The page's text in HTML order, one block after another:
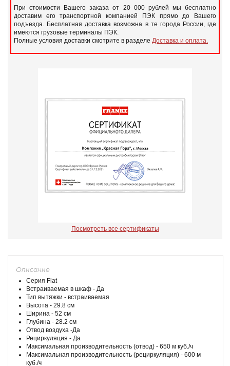
При стоимости Вашего заказа от 20 000 рублей мы бесплатно
доставим его транспортной компанией ПЭК прямо до Вашего
подъезда. Бесплатная доставка возможна в те города России, где
имеются грузовые терминалы ПЭК.
Полные условия доставки смотрите в разделе Доставка и оплата.
Посмотреть все сертификаты
Описание
Серия Flat
Встраиваемая в шкаф - Да
Тип вытяжки - встраиваемая
Высота - 29.8 см
Ширина - 52 см
Глубина - 28.2 см
Отвод воздуха -Да
Рециркуляция - Да
Максимальная производительность (отвод) - 650 м куб./ч
Максимальная производительность (рециркуляция) - 600 м
куб./ч